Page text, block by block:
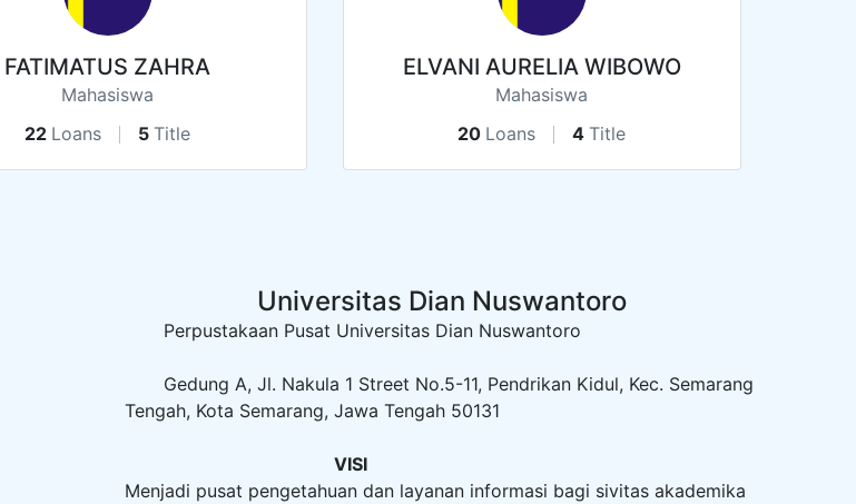
FATIMATUS ZAHRA
Mahasiswa
22 Loans 5 Title
ELVANI AURELIA WIBOWO
Mahasiswa
20 Loans 4 Title
Universitas Dian Nuswantoro
Perpustakaan Pusat Universitas Dian Nuswantoro
Gedung A, Jl. Nakula 1 Street No.5-11, Pendrikan Kidul, Kec. Semarang
Tengah, Kota Semarang, Jawa Tengah 50131
VISI
Menjadi pusat pengetahuan dan layanan informasi bagi sivitas akademika